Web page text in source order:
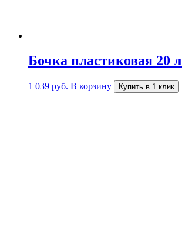
Бочка пластиковая 20
1 039 руб. В корзину Купить в 1 клик